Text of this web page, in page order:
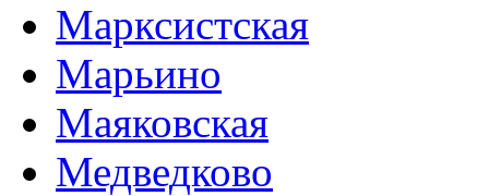
Марксистская
Марьино
Маяковская
Медведково